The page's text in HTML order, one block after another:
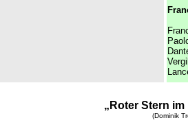
„ Roter Stern
(Dominik